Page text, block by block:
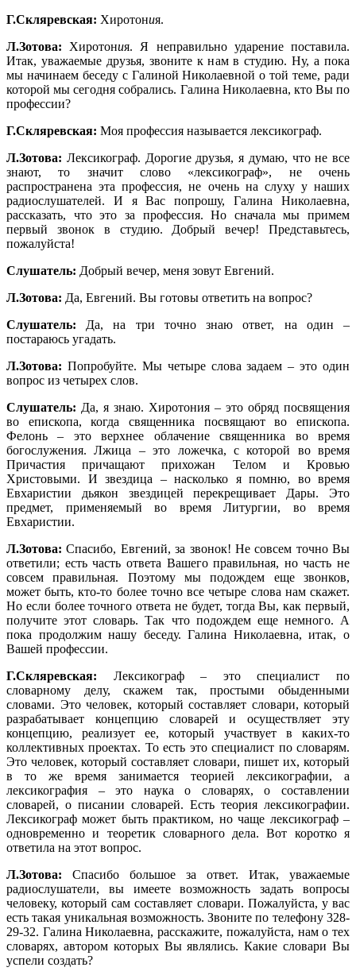
Г.Скляревская: Хиротония.
Л.Зотова: Хиротония. Я неправильно ударение поставила.
Итак, уважаемые друзья, звоните к нам в студию. Ну, а пока
мы начинаем беседу с Галиной Николаевной о той теме, ради
которой мы сегодня собрались. Галина Николаевна, кто Вы по
профессии?
Г.Скляревская: Моя профессия называется лексикограф.
Л.Зотова: Лексикограф. Дорогие друзья, я думаю, что не все
знают, то значит слово «лексикограф», не очень
распространена эта профессия, не очень на слуху у наших
радиослушателей. И я Вас попрошу, Галина Николаевна,
рассказать, что это за профессия. Но сначала мы примем
первый звонок в студию. Добрый вечер! Представьтесь,
пожалуйста!
Слушатель: Добрый вечер, меня зовут Евгений.
Л.Зотова: Да, Евгений. Вы готовы ответить на вопрос?
Слушатель: Да, на три точно знаю ответ, на один –
постараюсь угадать.
Л.Зотова: Попробуйте. Мы четыре слова задаем – это один
вопрос из четырех слов.
Слушатель: Да, я знаю. Хиротония – это обряд посвящения
во епископа, когда священника посвящают во епископа.
Фелонь – это верхнее облачение священника во время
богослужения. Лжица – это ложечка, с которой во время
Причастия причащают прихожан Телом и Кровью
Христовыми. И звездица – насколько я помню, во время
Евхаристии дьякон звездицей перекрещивает Дары. Это
предмет, применяемый во время Литургии, во время
Евхаристии.
Л.Зотова: Спасибо, Евгений, за звонок! Не совсем точно Вы
ответили; есть часть ответа Вашего правильная, но часть не
совсем правильная. Поэтому мы подождем еще звонков,
может быть, кто-то более точно все четыре слова нам скажет.
Но если более точного ответа не будет, тогда Вы, как первый,
получите этот словарь. Так что подождем еще немного. А
пока продолжим нашу беседу. Галина Николаевна, итак, о
Вашей профессии.
Г.Скляревская: Лексикограф – это специалист по
словарному делу, скажем так, простыми обыденными
словами. Это человек, который составляет словари, который
разрабатывает концепцию словарей и осуществляет эту
концепцию, реализует ее, который участвует в каких-то
коллективных проектах. То есть это специалист по словарям.
Это человек, который составляет словари, пишет их, который
в то же время занимается теорией лексикографии, а
лексикография – это наука о словарях, о составлении
словарей, о писании словарей. Есть теория лексикографии.
Лексикограф может быть практиком, но чаще лексикограф –
одновременно и теоретик словарного дела. Вот коротко я
ответила на этот вопрос.
Л.Зотова: Спасибо большое за ответ. Итак, уважаемые
радиослушатели, вы имеете возможность задать вопросы
человеку, который сам составляет словари. Пожалуйста, у вас
есть такая уникальная возможность. Звоните по телефону 328-
29-32. Галина Николаевна, расскажите, пожалуйста, нам о тех
словарях, автором которых Вы являлись. Какие словари Вы
успели создать?